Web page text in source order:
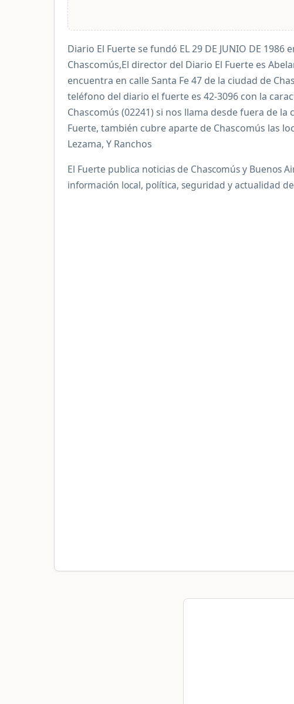
Diario El Fuerte se fundó EL 29 DE JUNIO DE 1986
Chascomús,El director del Diario El Fuerte es
encuentra en calle Santa Fe 47 de la ciudad de
teléfono del diario el fuerte es 42-3096 con la
Chascomús (02241) si nos llama desde fuera de la
Fuerte, también cubre aparte de Chascomús las
Lezama, Y Ranchos
El Fuerte publica noticias de Chascomús y Buenos
información local, política, seguridad y actualidad